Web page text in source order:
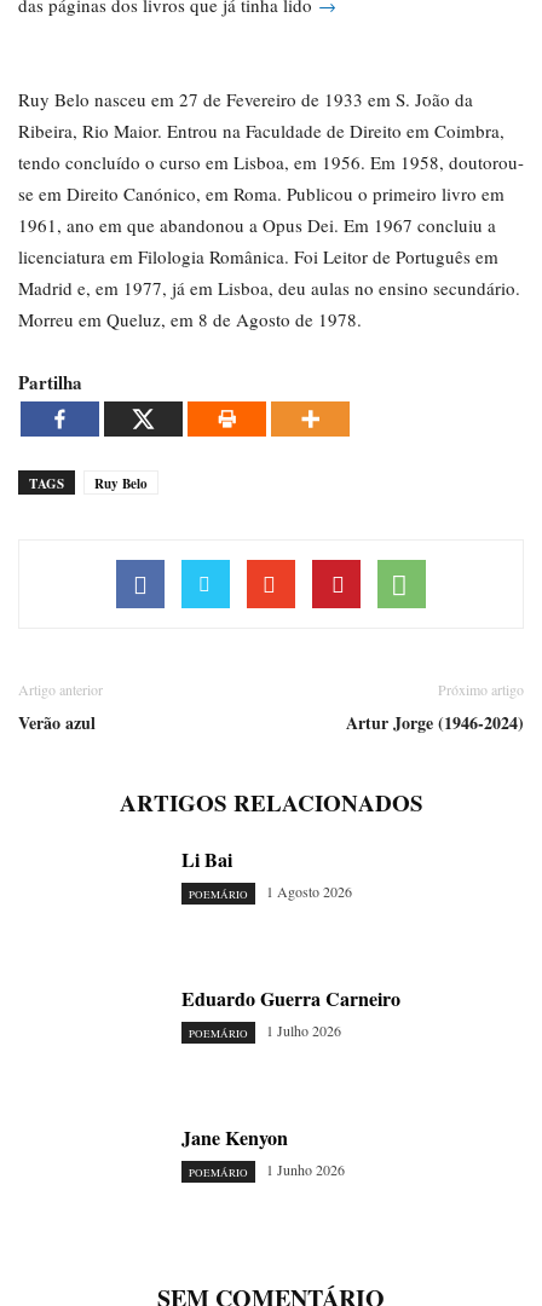
das páginas dos livros que já tinha lido →
Ruy Belo nasceu em 27 de Fevereiro de 1933 em S. João da
Ribeira, Rio Maior. Entrou na Faculdade de Direito em Coimbra,
tendo concluído o curso em Lisboa, em 1956. Em 1958, doutorou-
se em Direito Canónico, em Roma. Publicou o primeiro livro em
1961, ano em que abandonou a Opus Dei. Em 1967 concluiu a
licenciatura em Filologia Românica. Foi Leitor de Português em
Madrid e, em 1977, já em Lisboa, deu aulas no ensino secundário.
Morreu em Queluz, em 8 de Agosto de 1978.
Partilha
TAGS Ruy Belo
Artigo anterior
Verão azul
Próximo artigo
Artur Jorge (1946-2024)
ARTIGOS RELACIONADOS
Li Bai
POEMÁRIO 1 Agosto 2026
Eduardo Guerra Carneiro
POEMÁRIO 1 Julho 2026
Jane Kenyon
POEMÁRIO 1 Junho 2026
SEM COMENTÁRIO